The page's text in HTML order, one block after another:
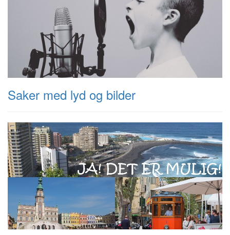
Saker med lyd og bilder